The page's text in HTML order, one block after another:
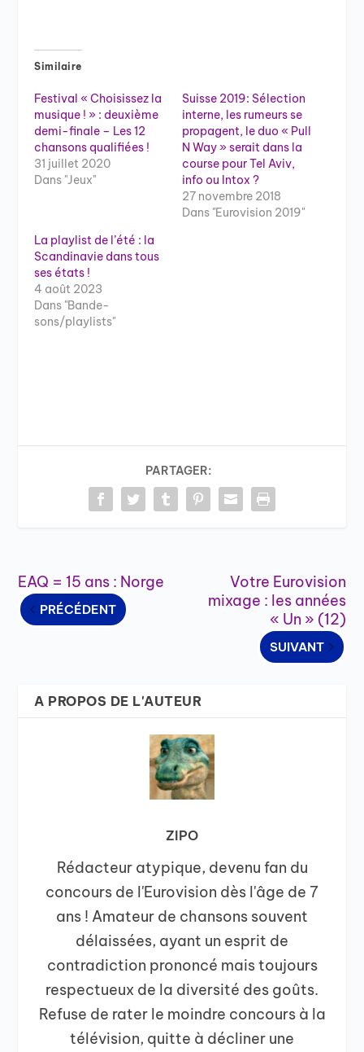
Similaire
Festival « Choisissez la
musique ! » : deuxième
demi-finale – Les 12
chansons qualifiées !
31 juillet 2020
Dans "Jeux"
Suisse 2019: Sélection
interne, les rumeurs se
propagent, le duo « Pull
N Way » serait dans la
course pour Tel Aviv,
info ou Intox ?
27 novembre 2018
Dans "Eurovision 2019"
La playlist de l’été : la
Scandinavie dans tous
ses états !
4 août 2023
Dans "Bande-
sons/playlists"
PARTAGER:
EAQ = 15 ans : Norge
PRÉCÉDENT
Votre Eurovision
mixage : les années
« Un » (12)
SUIVANT
A PROPOS DE L'AUTEUR
ZIPO
Rédacteur atypique, devenu fan du
concours de l'Eurovision dès l'âge de 7
ans ! Amateur de chansons souvent
délaissées, ayant un esprit de
contradiction prononcé mais toujours
respectueux de la diversité des goûts.
Refuse de rater le moindre concours à la
télévision, quitte à décliner une